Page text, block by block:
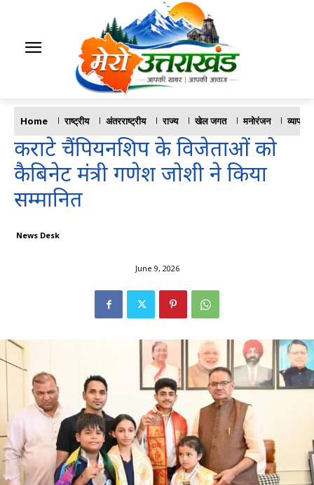
Home राष्ट्रीय अंतरराष्ट्रीय राज्य खेल जगत मनोरंजन व्यापार
कराटे चैंपियनशिप के विजेताओं को
कैबिनेट मंत्री गणेश जोशी ने किया
सम्मानित
News Desk
June 9, 2026